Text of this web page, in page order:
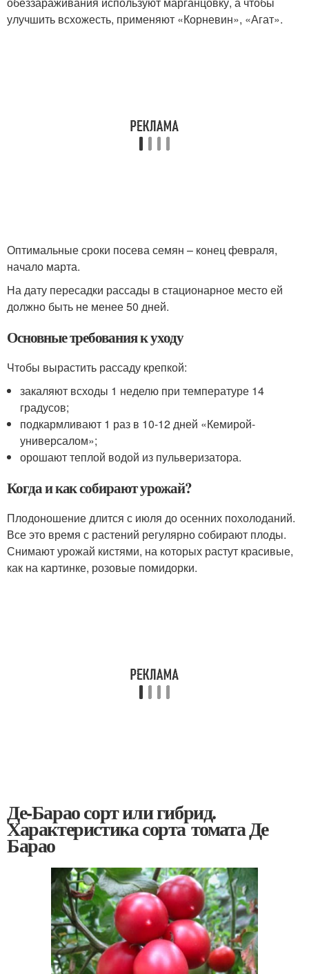
улучшить всхожесть, применяют «Корневин», «Агат».
Оптимальные сроки посева семян – конец февраля,
начало марта.
На дату пересадки рассады в стационарное место ей
должно быть не менее 50 дней.
Основные требования к уходу
Чтобы вырастить рассаду крепкой:
закаляют всходы 1 неделю при температуре 14
градусов;
подкармливают 1 раз в 10-12 дней «Кемирой-
универсалом»;
орошают теплой водой из пульверизатора.
Когда и как собирают урожай?
Плодоношение длится с июля до осенних похолоданий.
Все это время с растений регулярно собирают плоды.
Снимают урожай кистями, на которых растут красивые,
как на картинке, розовые помидорки.
Де-Барао сорт или гибрид.
Характеристика сорта томата Де
Барао